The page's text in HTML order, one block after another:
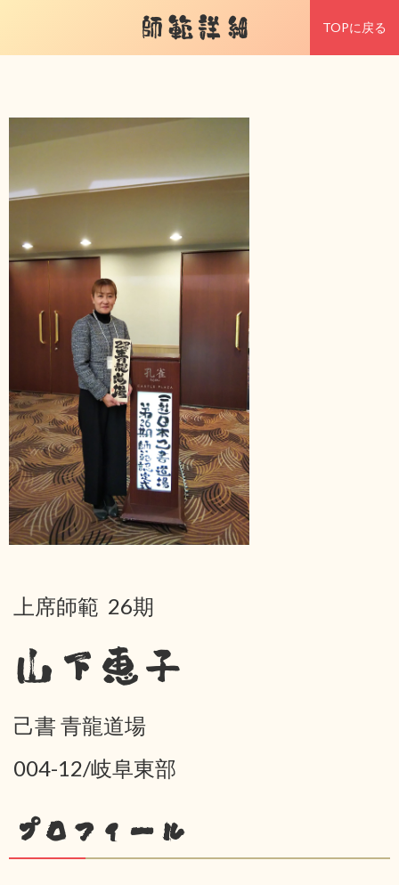
師範詳細 TOPに戻る
上席師範 26期
山下恵子
己書 青龍道場
004-12/岐阜東部
プロフィール